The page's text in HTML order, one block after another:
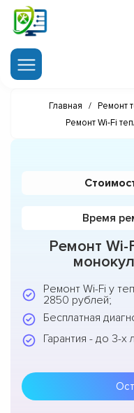
Главная / Ремонт
Ремонт Wi-Fi
Ремонт Wi-
Ремонт Wi-Fi у
2850 рублей;
Бесплатная
Гарантия - до 3-х
Время